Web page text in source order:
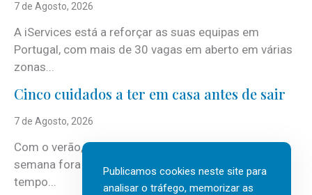
7 de Agosto, 2026
A iServices está a reforçar as suas equipas em
Portugal, com mais de 30 vagas em aberto em várias
zonas...
Cinco cuidados a ter em casa antes de sair
7 de Agosto, 2026
Com o verão, chegam também as férias, os fins-de-
semana fora e os dias em que a casa fica mais
tempo...
Publicamos cookies neste site para
analisar o tráfego, memorizar as